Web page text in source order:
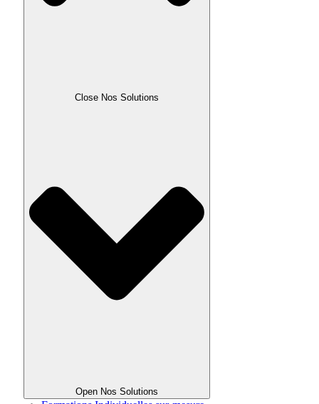
Close Nos Solutions
Open Nos Solutions